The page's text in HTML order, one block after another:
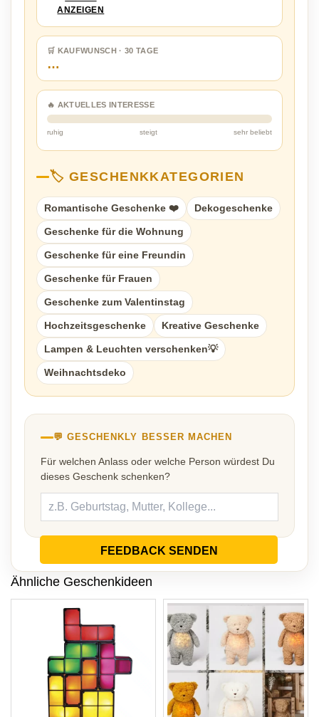
ANZEIGEN
🛒 KAUFWUNSCH · 30 TAGE
…
🔥 AKTUELLES INTERESSE
ruhig steigt sehr beliebt
🏷️ GESCHENKKATEGORIEN
Romantische Geschenke ❤️ Dekogeschenke
Geschenke für die Wohnung
Geschenke für eine Freundin
Geschenke für Frauen
Geschenke zum Valentinstag
Hochzeitsgeschenke Kreative Geschenke
Lampen & Leuchten verschenken💡
Weihnachtsdeko
💬 GESCHENKLY BESSER MACHEN
Für welchen Anlass oder welche Person würdest Du
dieses Geschenk schenken?
FEEDBACK SENDEN
Ähnliche Geschenkideen